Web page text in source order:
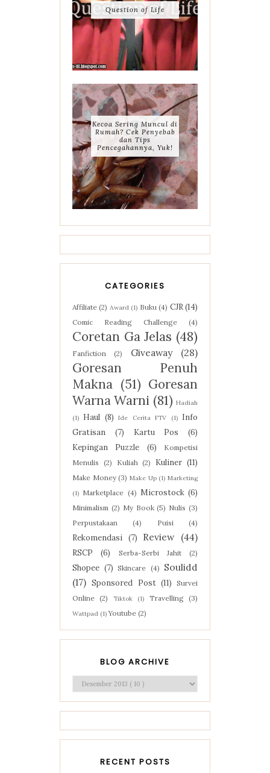
Question of Life
Kecoa Sering Muncul di
Rumah? Cek Penyebab
dan Tips
Pencegahannya, Yuk!
CATEGORIES
Affiliate (2) Award (1) Buku (4) CJR (14)
Comic Reading Challenge (4)
Coretan Ga Jelas (48)
Fanfiction (2) Giveaway (28)
Goresan Penuh
Makna (51) Goresan
Warna Warni (81) Hadiah
(1)
Haul (8) Ide Cerita FTV (1)
Info
Gratisan
(7) Kartu Pos
(6)
Kepingan Puzzle
(6)
Kompetisi
Menulis (2) Kuliah (2) Kuliner (11)
Make Money (3) Make Up (1) Marketing
(1) Marketplace (4) Microstock (6)
Minimalism (2) My Book (5) Nulis (3)
Perpustakaan
(4) Puisi (4)
Rekomendasi (7) Review (44)
RSCP (6) Serba-Serbi Jahit (2)
Shopee (7) Skincare (4) Soulidd
(17) Sponsored Post (11) Survei
Online (2) Tiktok (1) Travelling (3)
Wattpad (1) Youtube (2)
BLOG ARCHIVE
RECENT POSTS